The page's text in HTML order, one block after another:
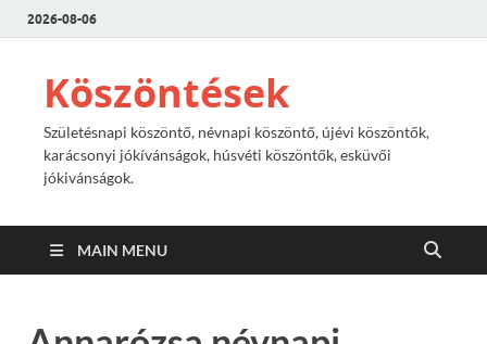
2026-08-06
Köszöntések
Születésnapi köszöntő, névnapi köszöntő, újévi köszöntők,
karácsonyi jókívánságok, húsvéti köszöntők, esküvői
jókivánságok.
MAIN MENU